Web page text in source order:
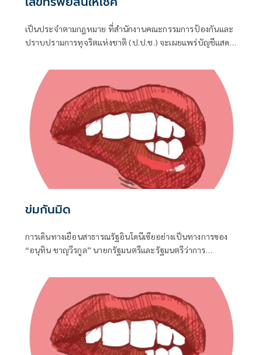
เป็นประจำตามกฎหมาย ที่สำนักงานคณะกรรมการป้องกันและ
ปราบปรามการทุจริตแห่งชาติ (ป.ป.ช.) จะเผยแพร่บัญชีแสดง
ว่าจะเป็นกรณีเข้ารับตำแหน่ง หรือพ้นจากตำแหน่ง
ข่มกันมิด
การเดินทางเยือนสาธารณรัฐอินโดนีเซียอย่างเป็นทางการของ
“อนุทิน ชาญวีรกูล” นายกรัฐมนตรีและรัฐมนตรีว่าการ
ประวัติศาสตร์ ที่สะท้อนถึงเกียรติภูมิอันโดดเด่นของ
ประเทศไทยบนเวทีโลกได้อย่างชัดเจน